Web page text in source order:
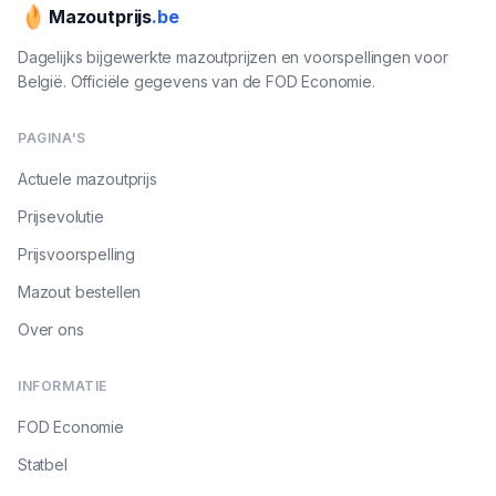
Mazoutprijs.be
Dagelijks bijgewerkte mazoutprijzen en voorspellingen voor
België. Officiële gegevens van de FOD Economie.
PAGINA'S
Actuele mazoutprijs
Prijsevolutie
Prijsvoorspelling
Mazout bestellen
Over ons
INFORMATIE
FOD Economie
Statbel